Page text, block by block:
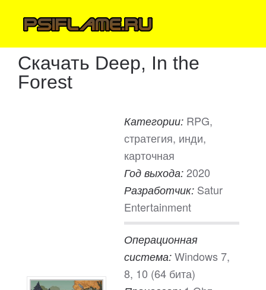
Скачать Deep, In the
Forest
Категории: RPG,
стратегия, инди,
карточная
Год выхода: 2020
Разработчик: Satur
Entertainment
Операционная
система: Windows 7,
8, 10 (64 бита)